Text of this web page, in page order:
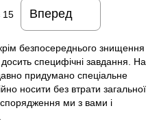
15 Вперед
безпосереднього знищення
специфічні завдання. На
придумано спеціальне
носити без втрати загальної
ми з вами і